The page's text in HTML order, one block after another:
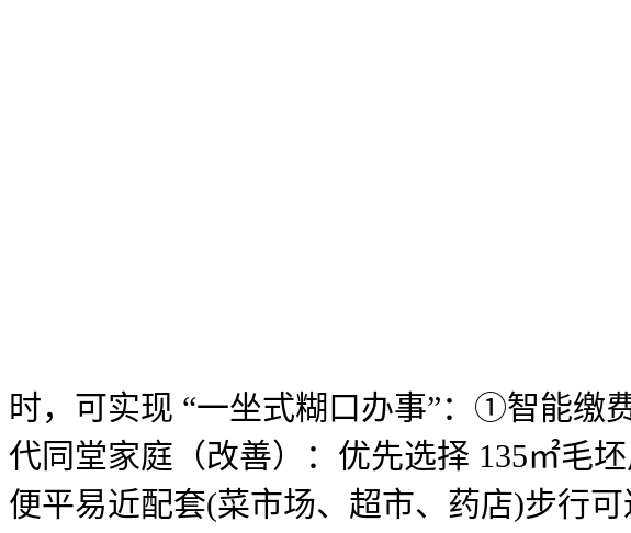
时，可实现 “一坐式糊口办事”：①智能缴费
代同堂家庭（改善）：优先选择 135㎡毛
便平易近配套(菜市场、超市、药店)步行